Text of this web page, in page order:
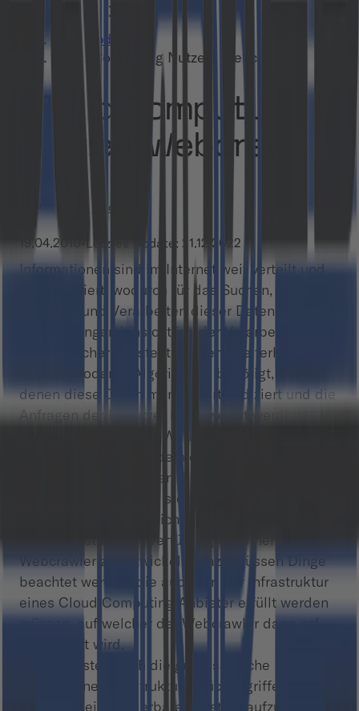
Tech Updates
Cloud Computing Nutzen: Webcrawler
Cloud Computing
Nutzen: Webcrawler
Tech Updates
19.04.2010 Letztes Update: 21.12.2022
Informationen sind im Internet weit verteilt und
unorganisiert, wodurch für das Suchen, Abfragen,
Verteilen und Verarbeiten dieser Daten hohe
Anforderungen hinsichtlich der Verarbeitung und
dem Speichern gestellt werden. Weiterhin
werden moderne Algorithmen benötigt, mit
denen diese Daten manipuliert, indiziert und die
Anfragen der Benutzer beantwortet werden
können. Der ständige Wandel innerhalb des
Internets verstärkt zudem die Situation exakt die
Informationen zu finden die gesucht wurden.
Mit Cloud Computing steht im Prinzip jedem die
Möglichkeit bzgl. Speicherplatz und
Rechenleistung zur Verfügung um einen eigenen
Webcrawler zu entwickeln. Dazu müssen Dinge
beachtet werden, die auch von der Infrastruktur
eines Cloud Computing Anbieter erfüllt werden
müssen, auf welcher der Webcrawler dann ggf.
ausgeführt wird.
Zunächst stellt sich die grundsätzliche Frage, auf
was für eine Infrastruktur zurückgegriffen werden
muss, um ein skalierbares System aufzubauen,